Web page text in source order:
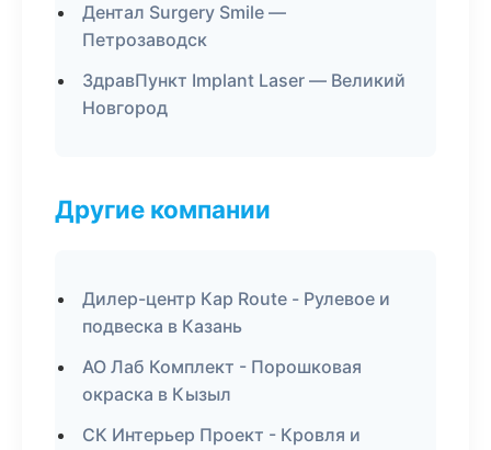
Дентал Surgery Smile —
Петрозаводск
ЗдравПункт Implant Laser — Великий
Новгород
Другие компании
Дилер-центр Кар Route - Рулевое и
подвеска в Казань
АО Лаб Комплект - Порошковая
окраска в Кызыл
СК Интерьер Проект - Кровля и